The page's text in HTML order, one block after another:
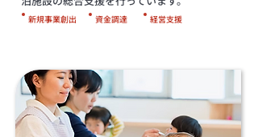
新規事業創出 資金調達 経営支援